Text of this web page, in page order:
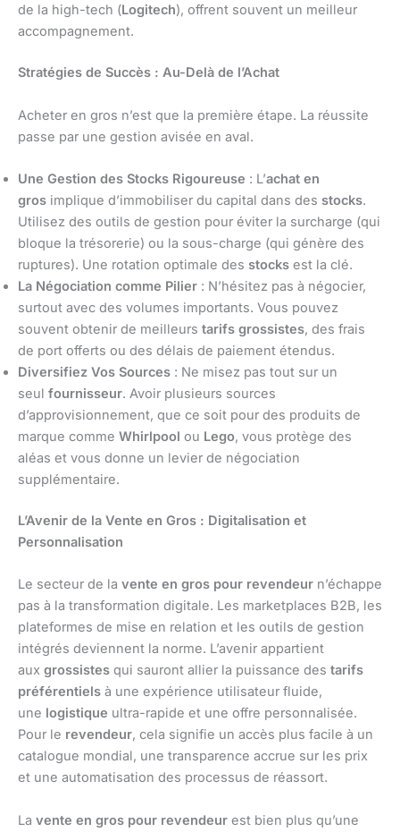
de la high-tech (Logitech), offrent souvent un meilleur
accompagnement.
Stratégies de Succès : Au-Delà de l’Achat
Acheter en gros n’est que la première étape. La réussite
passe par une gestion avisée en aval.
Une Gestion des Stocks Rigoureuse : L’achat en
gros implique d’immobiliser du capital dans des stocks.
Utilisez des outils de gestion pour éviter la surcharge (qui
bloque la trésorerie) ou la sous-charge (qui génère des
ruptures). Une rotation optimale des stocks est la clé.
La Négociation comme Pilier : N’hésitez pas à négocier,
surtout avec des volumes importants. Vous pouvez
souvent obtenir de meilleurs tarifs grossistes, des frais
de port offerts ou des délais de paiement étendus.
Diversifiez Vos Sources : Ne misez pas tout sur un
seul fournisseur. Avoir plusieurs sources
d’approvisionnement, que ce soit pour des produits de
marque comme Whirlpool ou Lego, vous protège des
aléas et vous donne un levier de négociation
supplémentaire.
L’Avenir de la Vente en Gros : Digitalisation et
Personnalisation
Le secteur de la vente en gros pour revendeur n’échappe
pas à la transformation digitale. Les marketplaces B2B, les
plateformes de mise en relation et les outils de gestion
intégrés deviennent la norme. L’avenir appartient
aux grossistes qui sauront allier la puissance des tarifs
préférentiels à une expérience utilisateur fluide,
une logistique ultra-rapide et une offre personnalisée.
Pour le revendeur, cela signifie un accès plus facile à un
catalogue mondial, une transparence accrue sur les prix
et une automatisation des processus de réassort.
La vente en gros pour revendeur est bien plus qu’une